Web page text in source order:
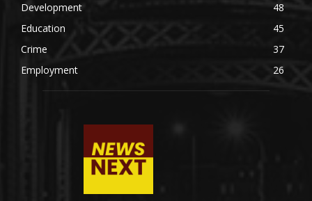
Development
48
Education
45
Crime
37
Employment
26